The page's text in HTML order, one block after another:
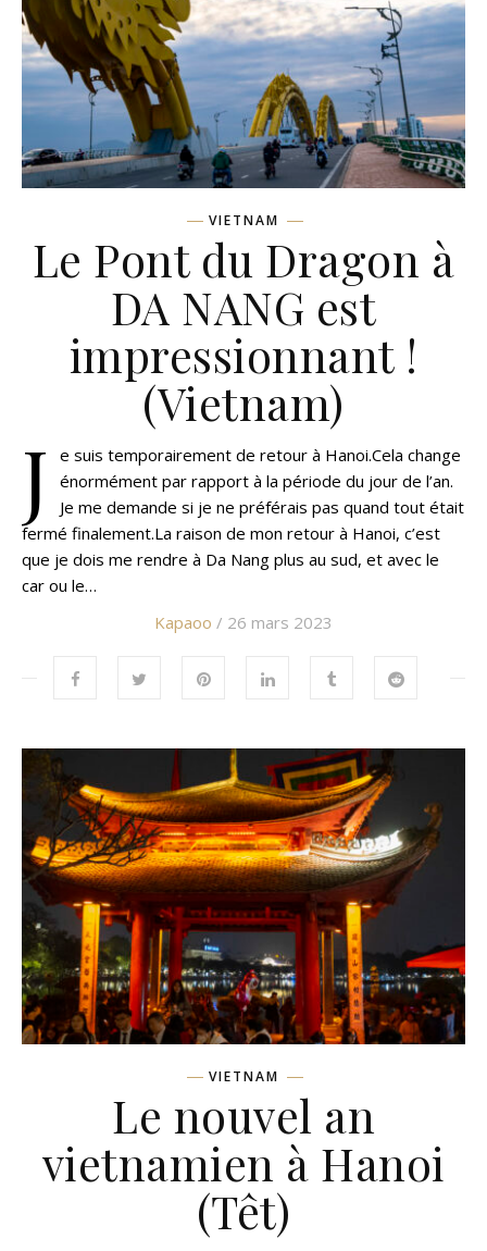
VIETNAM
Le Pont du Dragon à
DA NANG est
impressionnant !
(Vietnam)
J
e suis temporairement de retour à Hanoi.Cela change
énormément par rapport à la période du jour de l’an.
Je me demande si je ne préférais pas quand tout était
fermé finalement.La raison de mon retour à Hanoi, c’est
que je dois me rendre à Da Nang plus au sud, et avec le
car ou le…
Kapaoo / 26 mars 2023
VIETNAM
Le nouvel an
vietnamien à Hanoi
(Têt)